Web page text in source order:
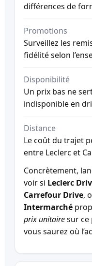
différences de
Promotions
Surveillez les
fidélité selon
Disponibilité
Un prix bas ne
indisponible en
Distance
Le coût du trajet
entre Leclerc et
Concrètement,
voir si Leclerc
Carrefour Drive,
Intermarché
prix unitairesur ce
vous saurez où